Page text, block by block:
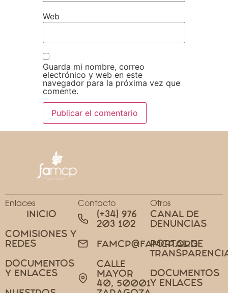
Web
Guarda mi nombre, correo
electrónico y web en este
navegador para la próxima vez que
comente.
Enlaces
INICIO
COMISIONES Y
REDES
DOCUMENTOS
Y ENLACES
Contacto
(+34) 976
203 102
FAMCP@FAMCP.ORG
CALLE
MAYOR
40, 50001
Otros
CANAL DE
DENUNCIAS
PORTAL DE
DOCUMENTOS
Y ENLACES